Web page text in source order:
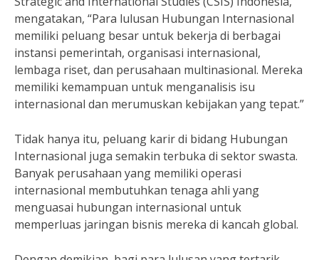
mengatakan, “Para lulusan Hubungan Internasional
memiliki peluang besar untuk bekerja di berbagai
instansi pemerintah, organisasi internasional,
lembaga riset, dan perusahaan multinasional. Mereka
memiliki kemampuan untuk menganalisis isu
internasional dan merumuskan kebijakan yang tepat.”
Tidak hanya itu, peluang karir di bidang Hubungan
Internasional juga semakin terbuka di sektor swasta.
Banyak perusahaan yang memiliki operasi
internasional membutuhkan tenaga ahli yang
menguasai hubungan internasional untuk
memperluas jaringan bisnis mereka di kancah global.